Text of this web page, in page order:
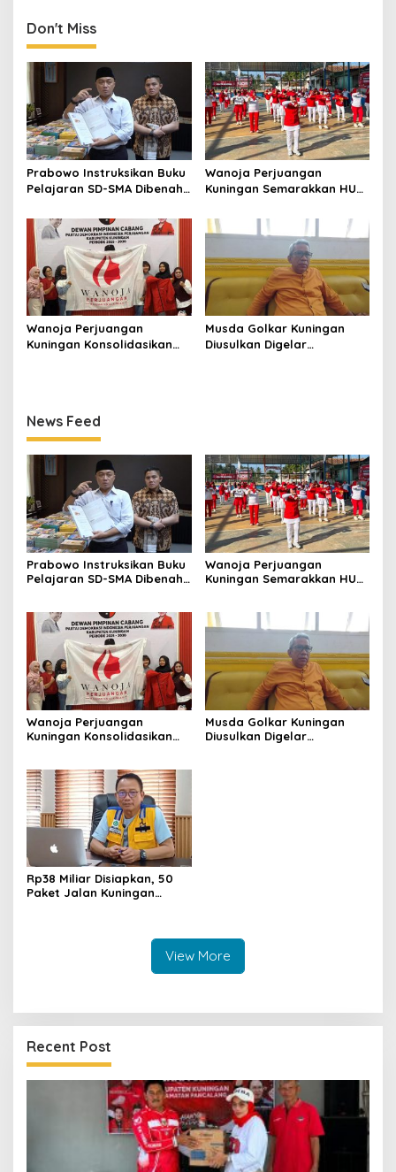
Don't Miss
Prabowo Instruksikan Buku
Pelajaran SD-SMA Dibenahi,
sebagai Referensi
Wanoja Perjuangan
Kuningan Semarakkan HUT
Perempuan Harus Sehat
dan Berdaya
Wanoja Perjuangan
Kuningan Konsolidasikan
Musda Golkar Kuningan
Diusulkan Digelar
News Feed
Prabowo Instruksikan Buku
Pelajaran SD-SMA Dibenahi,
Wanoja Perjuangan
Kuningan Semarakkan HUT
dan Berdaya
Wanoja Perjuangan
Kuningan Konsolidasikan
Muda
Musda Golkar Kuningan
Diusulkan Digelar
Rp38 Miliar Disiapkan, 50
Paket Jalan Kuningan
View More
Recent Post